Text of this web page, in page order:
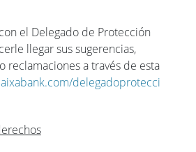
el Delegado de Protección
llegar sus sugerencias,
reclamaciones a través de esta
delegadoprotecci